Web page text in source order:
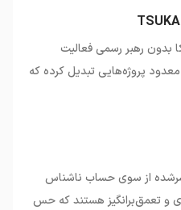
بدون رهبر رسمی فعالیت
پروژه‌هایی تبدیل کرده که
از سوی حساب ناشناس
و تعمق‌برانگیز هستند که حس